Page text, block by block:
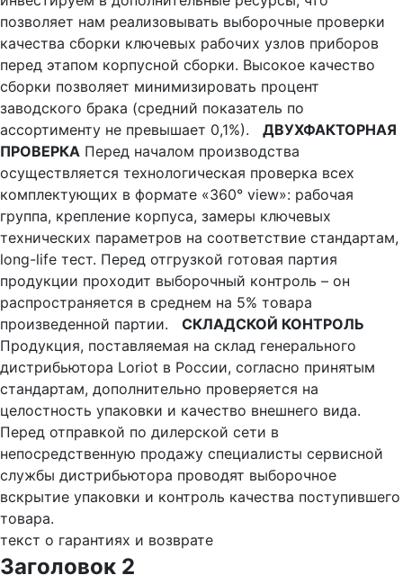
позволяет нам реализовывать выборочные проверки
качества сборки ключевых рабочих узлов приборов
перед этапом корпусной сборки. Высокое качество
сборки позволяет минимизировать процент
заводского брака (средний показатель по
ассортименту не превышает 0,1%). ДВУХФАКТОРНАЯ
ПРОВЕРКА Перед началом производства
осуществляется технологическая проверка всех
комплектующих в формате «360° view»: рабочая
группа, крепление корпуса, замеры ключевых
технических параметров на соответствие стандартам,
long-life тест. Перед отгрузкой готовая партия
продукции проходит выборочный контроль – он
распространяется в среднем на 5% товара
произведенной партии. СКЛАДСКОЙ КОНТРОЛЬ
Продукция, поставляемая на склад генерального
дистрибьютора Loriot в России, согласно принятым
стандартам, дополнительно проверяется на
целостность упаковки и качество внешнего вида.
Перед отправкой по дилерской сети в
непосредственную продажу специалисты сервисной
службы дистрибьютора проводят выборочное
вскрытие упаковки и контроль качества поступившего
товара.
текст о гарантиях и возврате
Заголовок 2